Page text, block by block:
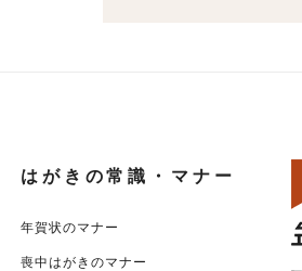
はがきの常識・マナー
年賀状のマナー
喪中はがきのマナー